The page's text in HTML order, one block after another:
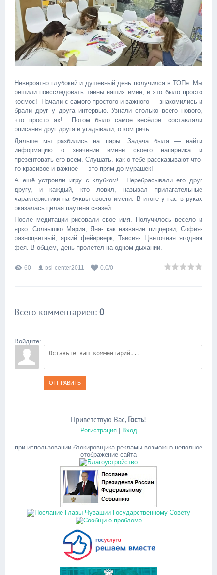
Невероятно глубокий и душевный день получился в ТОПе. Мы
решили поисследовать тайны наших имён, и это было просто
космос! Начали с самого простого и важного — знакомились и
брали друг у друга интервью. Узнали столько всего нового,
что просто ах! Потом было самое весёлое: составляли
описания друг друга и угадывали, о ком речь.
Дальше мы разбились на пары. Задача была — найти
информацию о значении имени своего напарника и
презентовать его всем. Слушать, как о тебе рассказывают что-
то красивое и важное — это прям до мурашек!
А ещё устроили игру с клубком! Перебрасывали его друг
другу, и каждый, кто ловил, называл прилагательные
характеристики на буквы своего имени. В итоге у нас в руках
оказалась целая паутина связей.
После медитации рисовали свое имя. Получилось весело и
ярко: Солнышко Мария, Яна- как название пиццерии, София-
разноцветный, яркий фейерверк, Таисия- Цветочная ягодная
фея. В общем, день пролетел на одном дыхании.
60 psi-center2011 0.0/0
Всего комментариев: 0
Войдите:
ОТПРАВИТЬ
Приветствую Вас, Гость!
Регистрация| Вход
при использовании блокировщика рекламы возможно неполное
отображение сайта